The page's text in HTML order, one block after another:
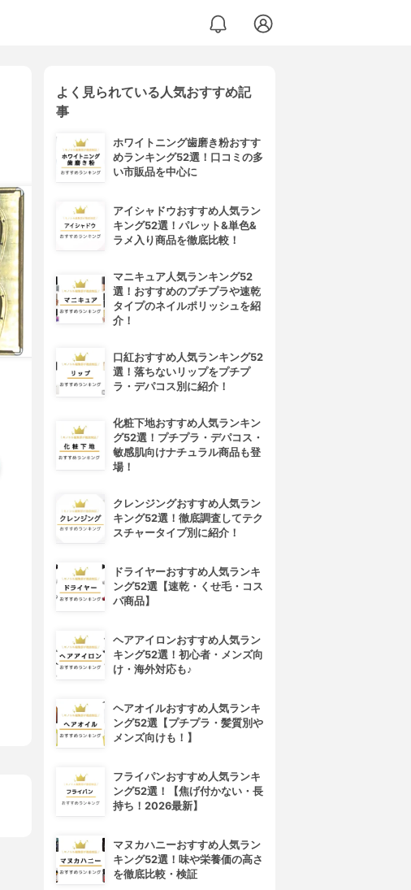
よく見られている人気おすすめ記
事
ホワイトニング歯磨き粉おすす
めランキング52選！口コミの多
い市販品を中心に
アイシャドウおすすめ人気ラン
キング52選！パレット&単色&
ラメ入り商品を徹底比較！
マニキュア人気ランキング52
選！おすすめのプチプラや速乾
タイプのネイルポリッシュを紹
介！
口紅おすすめ人気ランキング52
選！落ちないリップをプチプ
ラ・デパコス別に紹介！
化粧下地おすすめ人気ランキン
グ52選！プチプラ・デパコス・
敏感肌向けナチュラル商品も登
場！
クレンジングおすすめ人気ラン
キング52選！徹底調査してテク
スチャータイプ別に紹介！
ドライヤーおすすめ人気ランキ
ング52選【速乾・くせ毛・コス
パ商品】
ヘアアイロンおすすめ人気ラン
キング52選！初心者・メンズ向
け・海外対応も♪
ヘアオイルおすすめ人気ランキ
ング52選【プチプラ・髪質別や
メンズ向けも！】
フライパンおすすめ人気ランキ
ング52選！【焦げ付かない・長
持ち！2026最新】
マヌカハニーおすすめ人気ラン
キング52選！味や栄養価の高さ
を徹底比較・検証